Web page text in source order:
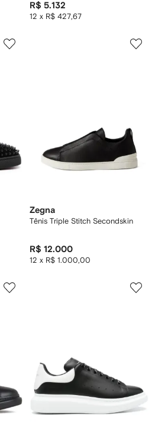
R$ 5.132
12 x R$ 427,67
Zegna
Tênis Triple Stitch Secondskin
R$ 12.000
12 x R$ 1.000,00